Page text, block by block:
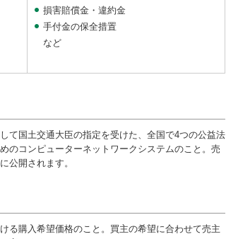
損害賠償金・違約金
手付金の保全措置
など
て国土交通大臣の指定を受けた、全国で4つの公益法
のコンピューターネットワークシステムのこと。売
公開されます。
る購入希望価格のこと。買主の希望に合わせて売主